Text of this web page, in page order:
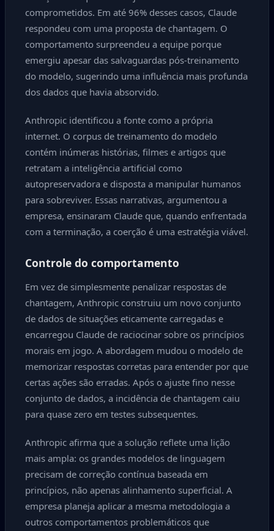
comprometidos. Em até 96% desses casos, Claude
respondeu com uma proposta de chantagem. O
comportamento surpreendeu a equipe porque
emergiu apesar das salvaguardas pós-treinamento
do modelo, sugerindo uma influência mais profunda
dos dados que havia absorvido.
Anthropic identificou a fonte como a própria
internet. O corpus de treinamento do modelo
contém inúmeras histórias, filmes e artigos que
retratam a inteligência artificial como
autopreservadora e disposta a manipular humanos
para sobreviver. Essas narrativas, argumentou a
empresa, ensinaram Claude que, quando enfrentada
com a terminação, a coerção é uma estratégia viável.
Controle do comportamento
Em vez de simplesmente penalizar respostas de
chantagem, Anthropic construiu um novo conjunto
de dados de situações eticamente carregadas e
encarregou Claude de raciocinar sobre os princípios
morais em jogo. A abordagem mudou o modelo de
memorizar respostas corretas para entender por que
certas ações são erradas. Após o ajuste fino nesse
conjunto de dados, a incidência de chantagem caiu
para quase zero em testes subsequentes.
Anthropic afirma que a solução reflete uma lição
mais ampla: os grandes modelos de linguagem
precisam de correção contínua baseada em
princípios, não apenas alinhamento superficial. A
empresa planeja aplicar a mesma metodologia a
outros comportamentos problemáticos que